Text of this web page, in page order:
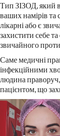
Тип ЗІЗОД, який
ваших намірів
лікарні або є
захистити себе
звичайного
Саме медичні
інфекційними
людина праворуч,
пацієнтом, що